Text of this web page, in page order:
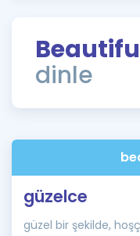
Rehberlik Aracı
ÖSYM Sınav
İngilizce Gramer
dinle
güzelce
güzel bir şekilde,